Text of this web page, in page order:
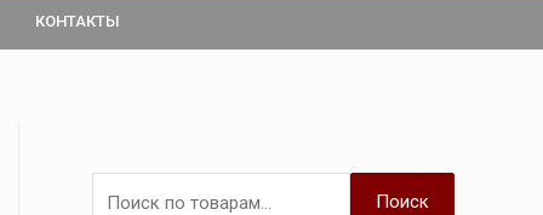
КОНТАКТЫ
Поиск